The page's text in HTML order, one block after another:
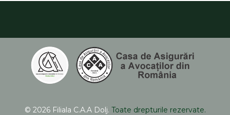
© 2026 Filiala C.A.A Dolj. Toate drepturile rezervate.